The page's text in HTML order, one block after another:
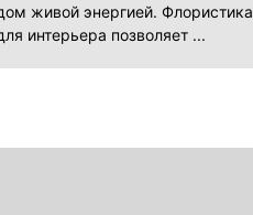
живой энергией. Флористика
интерьера позволяет ...